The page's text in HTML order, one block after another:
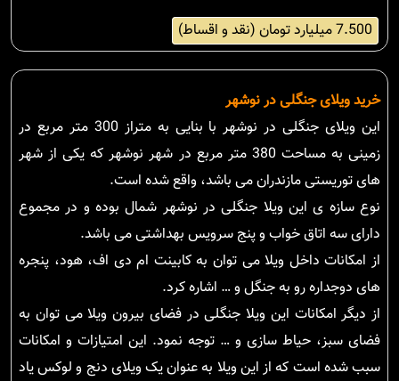
7.500 میلیارد تومان (نقد و اقساط)
خرید ویلای جنگلی در نوشهر
این ویلای جنگلی در نوشهر با بنایی به متراز 300 متر مربع در
زمینی به مساحت 380 متر مربع در شهر نوشهر که یکی از شهر
های توریستی مازندران می باشد، واقع شده است.
نوع سازه ی این ویلا جنگلی در نوشهر شمال بوده و در مجموع
دارای سه اتاق خواب و پنج سرویس بهداشتی می باشد.
از امکانات داخل ویلا می توان به کابینت ام دی اف، هود، پنجره
های دوجداره رو به جنگل و … اشاره کرد.
از دیگر امکانات این ویلا جنگلی در فضای بیرون ویلا می توان به
فضای سبز، حیاط سازی و … توجه نمود. این امتیازات و امکانات
سبب شده است که از این ویلا به عنوان یک ویلای دنج و لوکس یاد